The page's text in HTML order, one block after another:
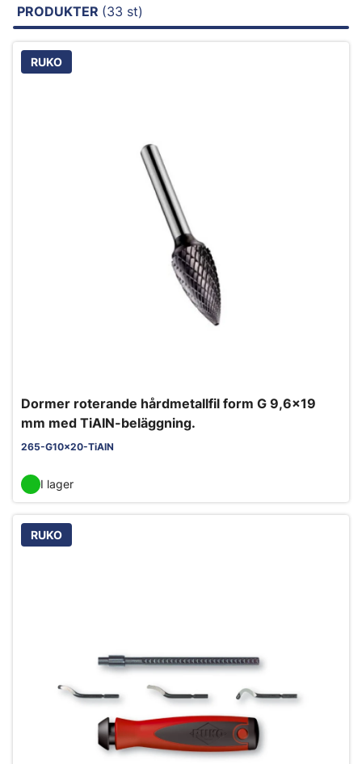
PRODUKTER (33 st)
RUKO
Dormer roterande hårdmetallfil form G 9,6x19
mm med TiAIN-beläggning.
265-G10x20-TiAlN
I lager
RUKO